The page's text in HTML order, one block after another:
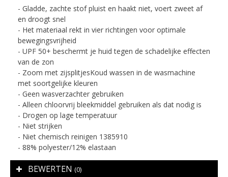
- Gladde, zachte stof pluist en haakt niet, voert zweet af
en droogt snel
- Het materiaal rekt in vier richtingen voor optimale
bewegingsvrijheid
- UPF 50+ beschermt je huid tegen de schadelijke effecten
van de zon
- Zoom met zijsplitjesKoud wassen in de wasmachine
met soortgelijke kleuren
- Geen wasverzachter gebruiken
- Alleen chloorvrij bleekmiddel gebruiken als dat nodig is
- Drogen op lage temperatuur
- Niet strijken
- Niet chemisch reinigen 1385910
- 88% polyester/12% elastaan
BEWERTEN (0)